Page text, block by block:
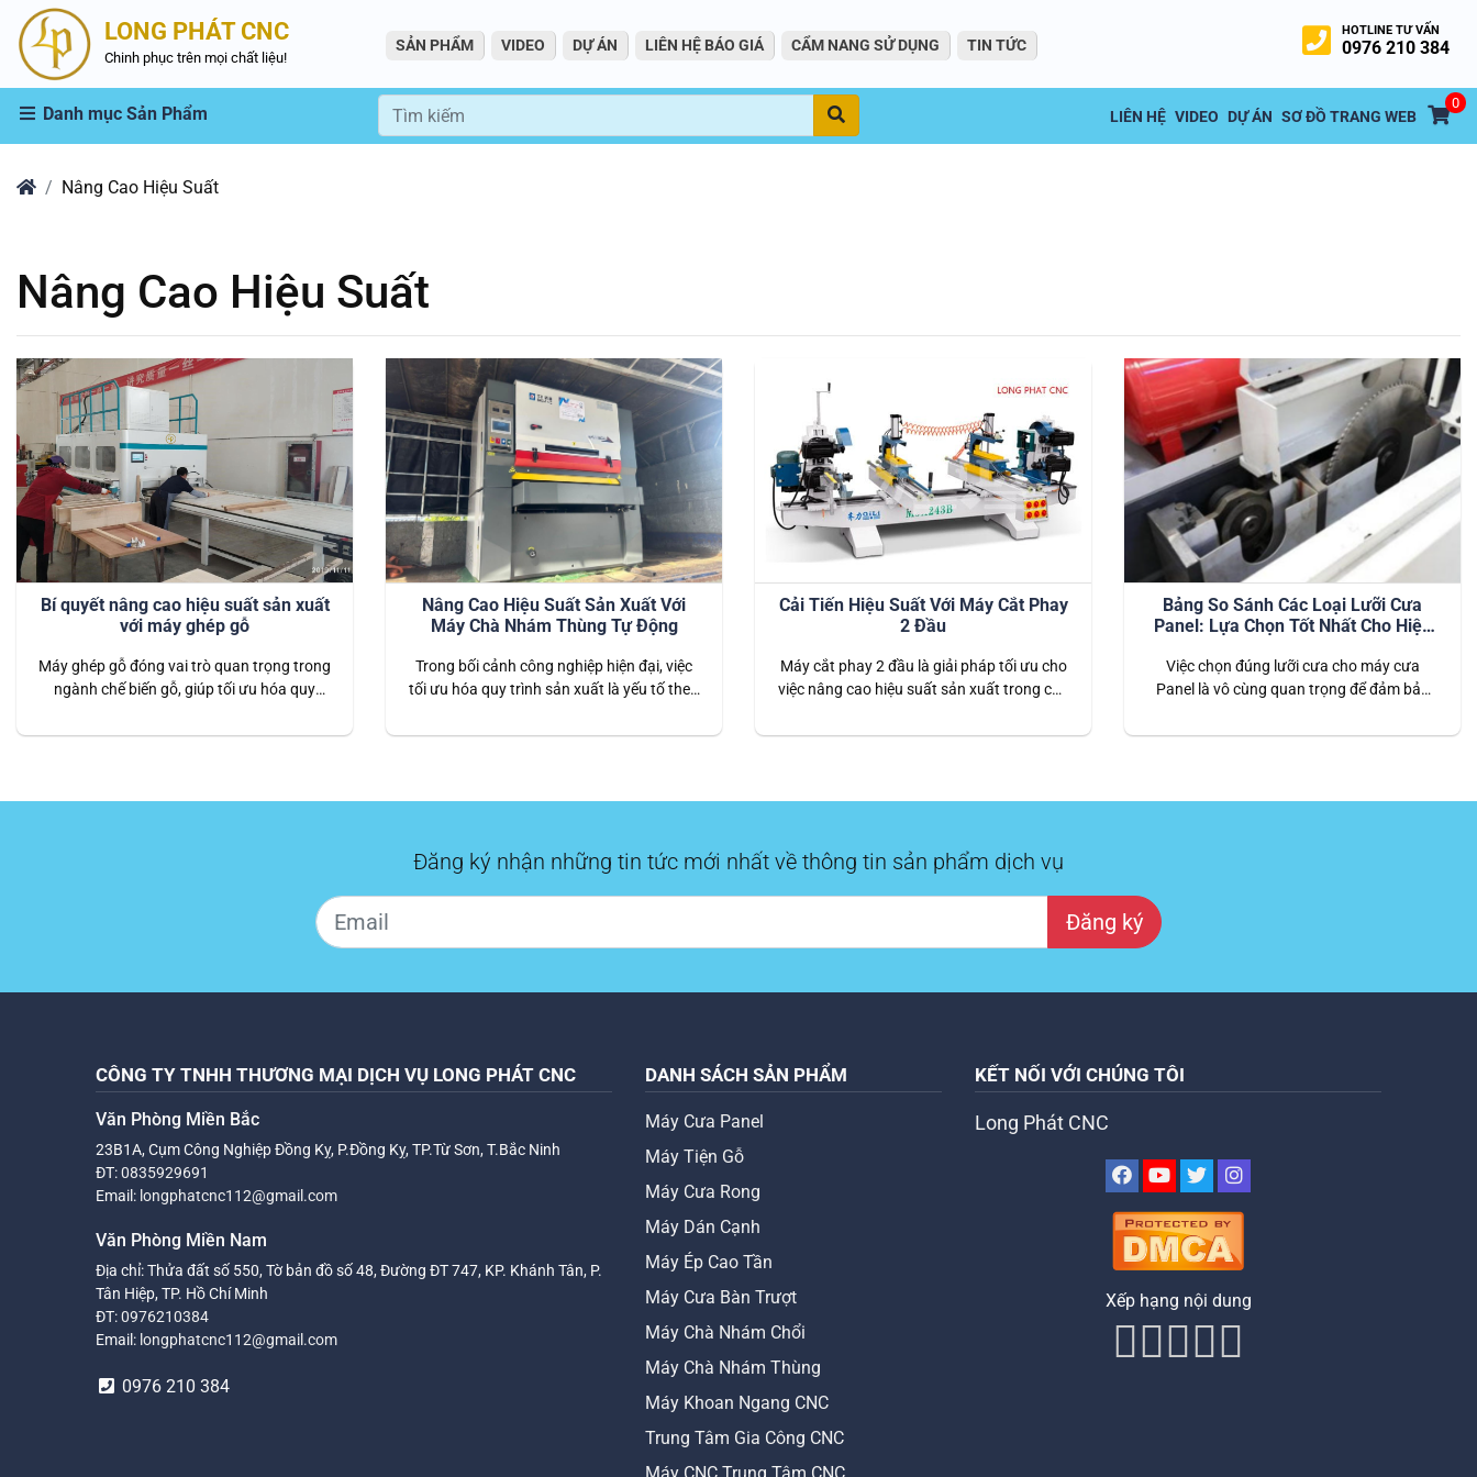
LONG PHÁT CNC
Chinh phục trên mọi chất liệu!
SẢN PHẨM VIDEO DỰ ÁN LIÊN HỆ BÁO GIÁ CẨM NANG SỬ DỤNG TIN TỨC
HOTLINE TƯ VẤN
0976 210 384
Danh mục Sản Phẩm Tìm LIÊN HỆ VIDEO DỰ ÁN SƠ ĐỒ TRANG WEB
0
HomeNâng Cao Hiệu Suất
Nâng Cao Hiệu Suất
Bí quyết nâng cao hiệu suất sản xuất
với máy ghép gỗ
Máy ghép gỗ đóng vai trò quan trọng trong
ngành chế biến gỗ, giúp tối ưu hóa quy
phẩm. Để tận dụng tối đa hiệu suất của
hợp. Bài…
Nâng Cao Hiệu Suất Sản Xuất Với
Máy Chà Nhám Thùng Tự Động
Trong bối cảnh công nghiệp hiện đại, việc
tối ưu hóa quy trình sản xuất là yếu tố then
phát triển bền vững. Máy chà nhám thùng
chế biến gỗ và…
Cải Tiến Hiệu Suất Với Máy Cắt Phay
2 Đầu
Máy cắt phay 2 đầu là giải pháp tối ưu cho
việc nâng cao hiệu suất sản xuất trong các
năng suất, độ chính xác, tiết kiệm chi phí và
Bảng So Sánh Các Loại Lưỡi Cưa
Panel: Lựa Chọn Tốt Nhất Cho Hiệu
Việc chọn đúng lưỡi cưa cho máy cưa
Panel là vô cùng quan trọng để đảm bảo
Lưỡi cưa phù hợp không chỉ giúp cắt các
sẽ…
Đăng ký nhận những tin tức mới nhất về thông tin sản phẩm dịch vụ
Đăng ký
CÔNG TY TNHH THƯƠNG MẠI DỊCH VỤ LONG PHÁT CNC
Văn Phòng Miền Bắc
23B1A, Cụm Công Nghiệp Đồng Kỵ, P.Đồng Kỵ, TP.Từ Sơn, T.Bắc Ninh
ĐT:0835929691
Email: longphatcnc112@gmail.com
Văn Phòng Miền Nam
Địa chỉ: Thửa đất số 550, Tờ bản đồ số 48, Đường ĐT 747, KP. Khánh Tân, P.
Tân Hiệp, TP. Hồ Chí Minh
ĐT:0976210384
Email: longphatcnc112@gmail.com
0976 210 384
DANH SÁCH SẢN PHẨM
Máy Cưa Panel
Máy Tiện Gỗ
Máy Cưa Rong
Máy Dán Cạnh
Máy Ép Cao Tần
Máy Cưa Bàn Trượt
Máy Chà Nhám Chổi
Máy Chà Nhám Thùng
Máy Khoan Ngang CNC
Trung Tâm Gia Công CNC
KẾT NỐI VỚI CHÚNG TÔI
Long Phát CNC
Xếp hạng nội dung